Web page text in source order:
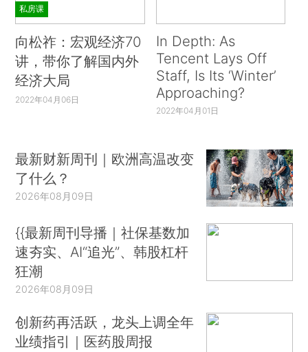
私房课
向松祚：宏观经济70
讲，带你了解国内外
经济大局
2022年04月06日
In Depth: As
Tencent Lays Off
Staff, Is Its ‘Winter’
Approaching?
2022年04月01日
最新财新周刊｜欧洲高温改变
了什么？
2026年08月09日
{{最新周刊导播｜社保基数加
速夯实、AI“追光”、韩股杠杆
狂潮
2026年08月09日
创新药再活跃，龙头上调全年
业绩指引｜医药股周报